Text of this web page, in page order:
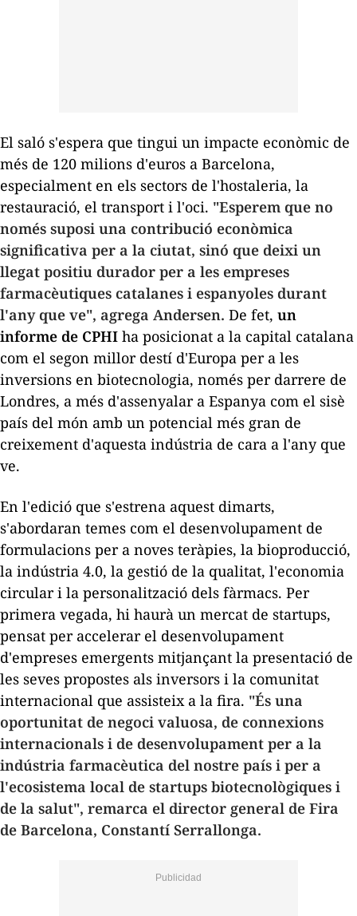
El saló s'espera que tingui un impacte econòmic de
més de 120 milions d'euros a Barcelona,
especialment en els sectors de l'hostaleria, la
restauració, el transport i l'oci. "Esperem que no
només suposi una contribució econòmica
significativa per a la ciutat, sinó que deixi un
llegat positiu durador per a les empreses
farmacèutiques catalanes i espanyoles durant
l'any que ve", agrega Andersen. De fet, un
informe de CPHI ha posicionat a la capital catalana
com el segon millor destí d'Europa per a les
inversions en biotecnologia, només per darrere de
Londres, a més d'assenyalar a Espanya com el sisè
país del món amb un potencial més gran de
creixement d'aquesta indústria de cara a l'any que
ve.
En l'edició que s'estrena aquest dimarts,
s'abordaran temes com el desenvolupament de
formulacions per a noves teràpies, la bioproducció,
la indústria 4.0, la gestió de la qualitat, l'economia
circular i la personalització dels fàrmacs. Per
primera vegada, hi haurà un mercat de startups,
pensat per accelerar el desenvolupament
d'empreses emergents mitjançant la presentació de
les seves propostes als inversors i la comunitat
internacional que assisteix a la fira. "És una
oportunitat de negoci valuosa, de connexions
internacionals i de desenvolupament per a la
indústria farmacèutica del nostre país i per a
l'ecosistema local de startups biotecnològiques i
de la salut", remarca el director general de Fira
de Barcelona, Constantí Serrallonga.